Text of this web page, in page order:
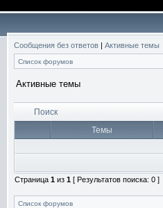
Сообщения без ответов | Активные темы
Список форумов
Активные темы
Поиск
Темы
Страница 1 из 1 [ Результатов поиска: 0 ]
Список форумов